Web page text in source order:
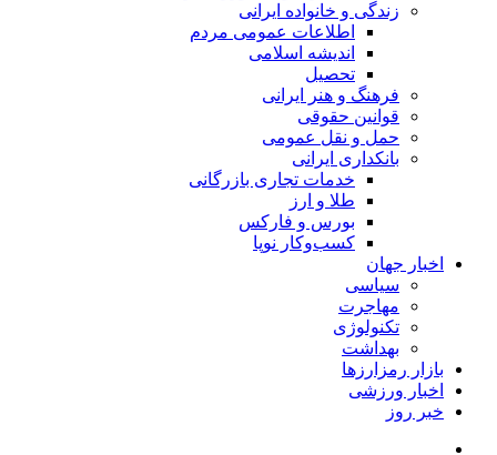
زندگی و خانواده ایرانی
اطلاعات عمومی مردم
اندیشه اسلامی
تحصیل
فرهنگ و هنر ایرانی
قوانین حقوقی
حمل و نقل عمومی
بانکداری ایرانی
خدمات تجاری بازرگانی
طلا و ارز
بورس و فارکس
کسب‌وکار نوپا
اخبار جهان
سیاسی
مهاجرت
تکنولوژی
بهداشت
بازار رمزارزها
اخبار ورزشی
خبر روز